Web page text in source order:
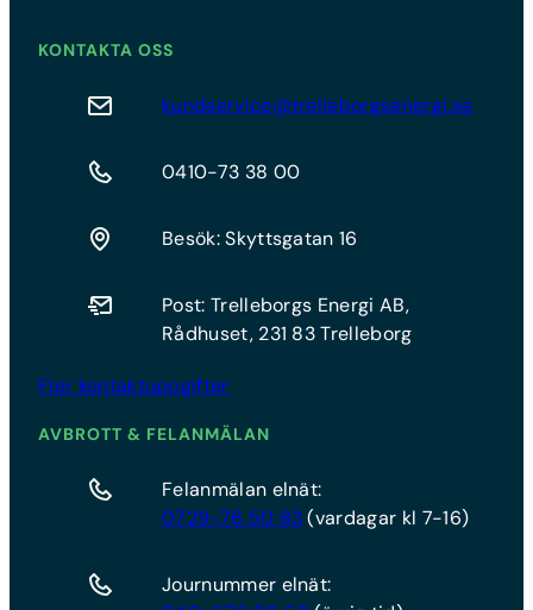
KONTAKTA OSS
kundservice@trelleborgsenergi.se
0410-73 38 00
Besök: Skyttsgatan 16
Post: Trelleborgs Energi AB,
Rådhuset, 231 83 Trelleborg
Fler kontaktuppgifter
AVBROTT & FELANMÄLAN
Felanmälan elnät:
0729-76 50 83(vardagar kl 7-16)
Journummer elnät: